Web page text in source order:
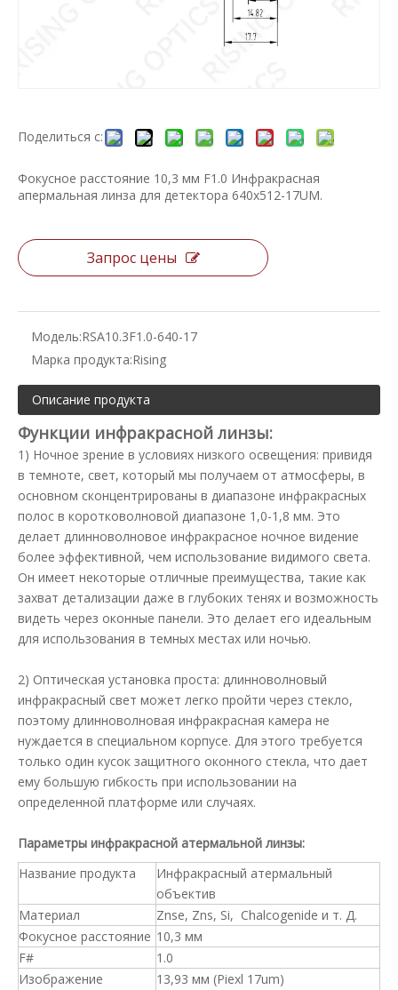
Поделиться с:
Фокусное расстояние 10,3 мм F1.0 Инфракрасная
апермальная линза для детектора 640x512-17UM.
Запрос цены
Модель:RSA10.3F1.0-640-17
Марка продукта:Rising
Описание продукта
Функции инфракрасной линзы:
1) Ночное зрение в условиях низкого освещения: привидя
в темноте, свет, который мы получаем от атмосферы, в
основном сконцентрированы в диапазоне инфракрасных
полос в коротковолновой диапазоне 1,0-1,8 мм. Это
делает длинноволновое инфракрасное ночное видение
более эффективной, чем использование видимого света.
Он имеет некоторые отличные преимущества, такие как
захват детализации даже в глубоких тенях и возможность
видеть через оконные панели. Это делает его идеальным
для использования в темных местах или ночью.
2) Оптическая установка проста: длинноволновый
инфракрасный свет может легко пройти через стекло,
поэтому длинноволновая инфракрасная камера не
нуждается в специальном корпусе. Для этого требуется
только один кусок защитного оконного стекла, что дает
ему большую гибкость при использовании на
определенной платформе или случаях.
Параметры инфракрасной атермальной линзы:
Название продукта
Инфракрасный атермальный
объектив
Материал
Znse, Zns, Si, Chalcogenide и т. Д.
Фокусное расстояние 10,3 мм
F#
1.0
Изображение
13,93 мм (Piexl 17um)